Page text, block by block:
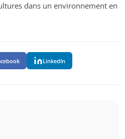
dans un environnement en
LinkedIn